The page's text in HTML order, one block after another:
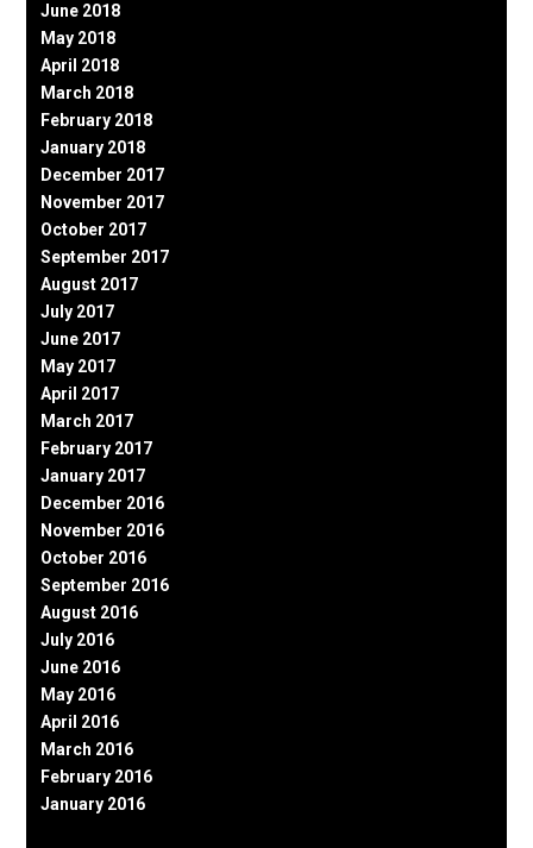
June 2018
May 2018
April 2018
March 2018
February 2018
January 2018
December 2017
November 2017
October 2017
September 2017
August 2017
July 2017
June 2017
May 2017
April 2017
March 2017
February 2017
January 2017
December 2016
November 2016
October 2016
September 2016
August 2016
July 2016
June 2016
May 2016
April 2016
March 2016
February 2016
January 2016